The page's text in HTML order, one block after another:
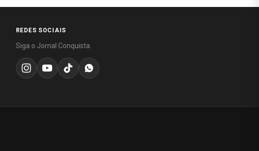
REDES SOCIAIS
Siga o Jornal Conquista